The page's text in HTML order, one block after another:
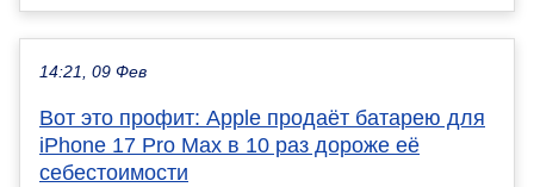
14:21, 09 Фев
Вот это профит: Apple продаёт батарею для
iPhone 17 Pro Max в 10 раз дороже её
себестоимости